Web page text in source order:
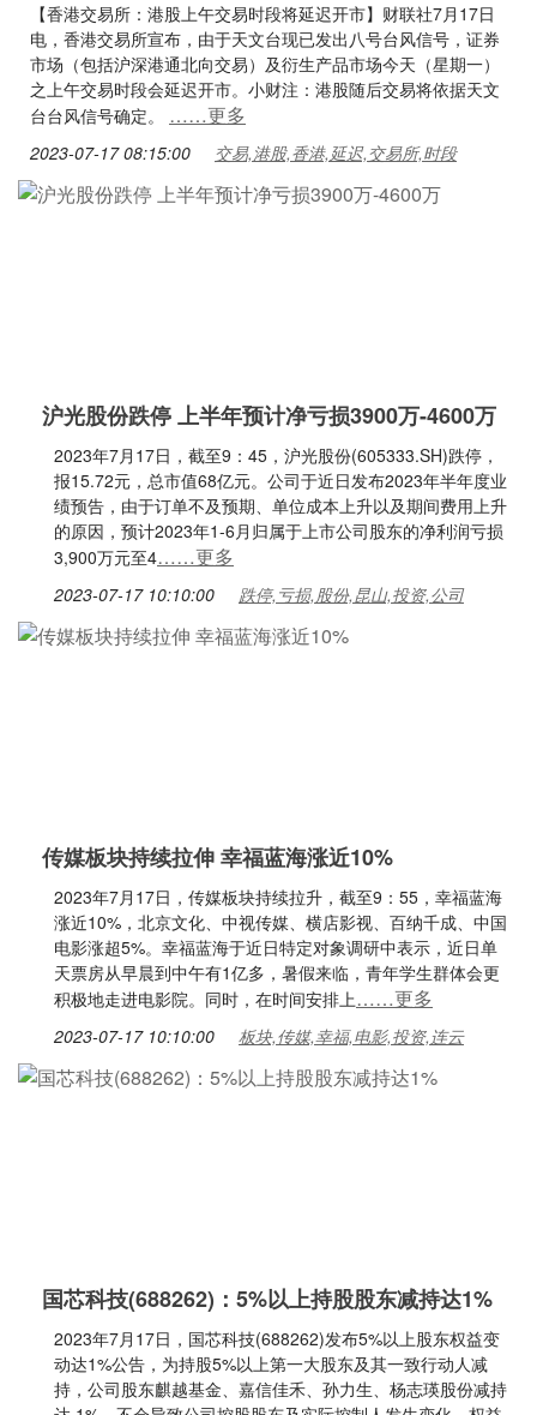
【香港交易所：港股上午交易时段将延迟开市】财联社7月17日
电，香港交易所宣布，由于天文台现已发出八号台风信号，证券
市场（包括沪深港通北向交易）及衍生产品市场今天（星期一）
之上午交易时段会延迟开市。小财注：港股随后交易将依据天文
台台风信号确定。 ……更多
2023-07-17 08:15:00 交易,港股,香港,延迟,交易所,时段
沪光股份跌停 上半年预计净亏损3900万-4600万
2023年7月17日，截至9：45，沪光股份(605333.SH)跌停，
报15.72元，总市值68亿元。公司于近日发布2023年半年度业
绩预告，由于订单不及预期、单位成本上升以及期间费用上升
的原因，预计2023年1-6月归属于上市公司股东的净利润亏损
3,900万元至4……更多
2023-07-17 10:10:00 跌停,亏损,股份,昆山,投资,公司
传媒板块持续拉伸 幸福蓝海涨近10%
2023年7月17日，传媒板块持续拉升，截至9：55，幸福蓝海
涨近10%，北京文化、中视传媒、横店影视、百纳千成、中国
电影涨超5%。幸福蓝海于近日特定对象调研中表示，近日单
天票房从早晨到中午有1亿多，暑假来临，青年学生群体会更
积极地走进电影院。同时，在时间安排上……更多
2023-07-17 10:10:00 板块,传媒,幸福,电影,投资,连云
国芯科技(688262)：5%以上持股股东减持达1%
2023年7月17日，国芯科技(688262)发布5%以上股东权益变
动达1%公告，为持股5%以上第一大股东及其一致行动人减
持，公司股东麒越基金、嘉信佳禾、孙力生、杨志瑛股份减持